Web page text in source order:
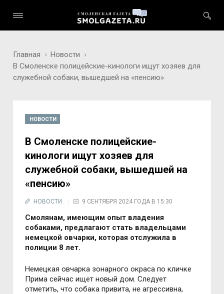
Главная
Новости
В Смоленске полицейские-кинологи ищут хозяев для
служебной собаки, вышедшей на «пенсию»
НОВОСТИ
В Смоленске полицейские-
кинологи ищут хозяев для
служебной собаки, вышедшей на
«пенсию»
НОВОСТИ 9 СЕНТЯБРЯ 2024 ГОДА В 15:30
Смолянам, имеющим опыт владения
собаками, предлагают стать владельцами
немецкой овчарки, которая отслужила в
полиции 8 лет.
Немецкая овчарка зонарного окраса по кличке
Прима сейчас ищет новый дом. Следует
отметить, что собака привита, не агрессивна,